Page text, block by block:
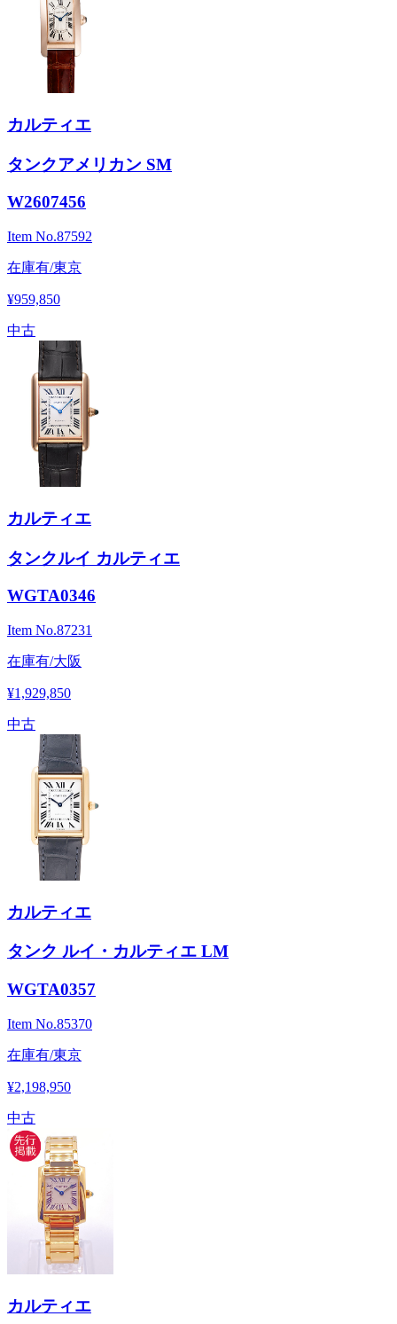
カルティエ
タンクアメリカン SM
W2607456
Item No.87592
在庫有/東京
¥959,850
中古
カルティエ
タンクルイ カルティエ
WGTA0346
Item No.87231
在庫有/大阪
¥1,929,850
中古
カルティエ
タンク ルイ・カルティエ LM
WGTA0357
Item No.85370
在庫有/東京
¥2,198,950
中古
カルティエ